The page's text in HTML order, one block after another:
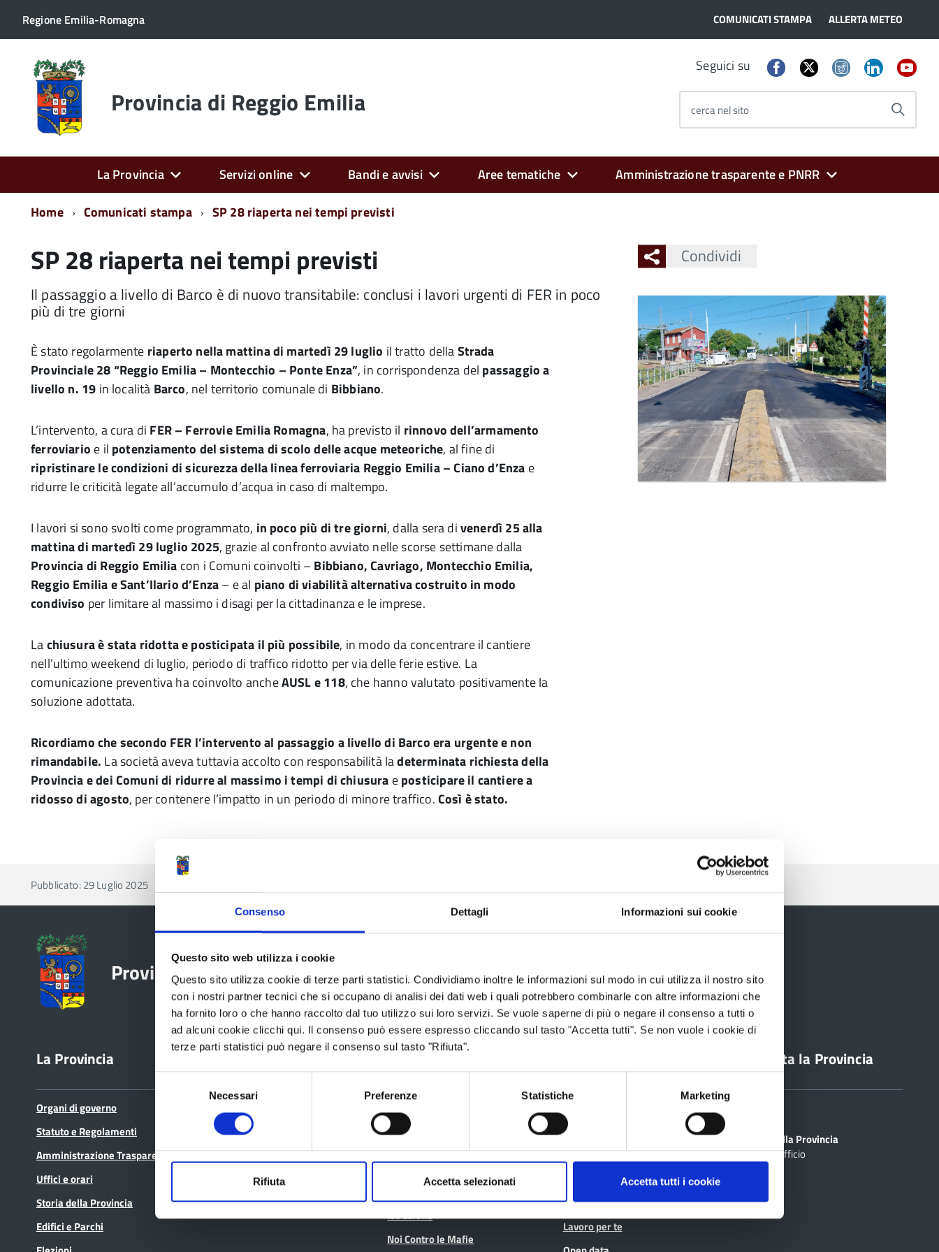
Consenso Dettagli Informazioni sui cookie
Questo sito web utilizza i cookie
Questo sito utilizza cookie di terze parti statistici. Condividiamo inoltre le informazioni sul modo in cui utilizza il nostro sito
con i nostri partner tecnici che si occupano di analisi dei dati web i quali potrebbero combinarle con altre informazioni che
ha fornito loro o che hanno raccolto dal tuo utilizzo sui loro servizi. Se vuole saperne di più o negare il consenso a tutti o
ad alcuni cookie clicchi qui. Il consenso può essere espresso cliccando sul tasto "Accetta tutti". Se non vuole i cookie di
terze parti statistici può negare il consenso sul tasto "Rifiuta".
Necessari Preferenze Statistiche Marketing
Rifiuta Accetta selezionati Accetta tutti i cookie
Regione Emilia-Romagna COMUNICATI STAMPA ALLERTA METEO
Torna
alla
home
page Provincia di Reggio Emilia
Seguici su
cerca nel sito
La Provincia Servizi online Bandi e avvisi Aree tematiche
Amministrazione trasparente e PNRR
Home
Comunicati stampa SP 28 riaperta nei tempi previsti
SP 28 riaperta nei tempi previsti
Il passaggio a livello di Barco è di nuovo transitabile: conclusi i lavori urgenti di FER in poco
più di tre giorni
È stato regolarmente riaperto nella mattina di martedì 29 luglio il tratto dellaStrada
Provinciale 28 “Reggio Emilia – Montecchio – Ponte Enza”, in corrispondenza del passaggio a
livello n. 19 in località Barco, nel territorio comunale di Bibbiano.
L’intervento, a cura di FER – Ferrovie Emilia Romagna, ha previsto il rinnovo dell’armamento
ferroviario e il potenziamento del sistema di scolo delle acque meteoriche, al fine di
ripristinare le condizioni di sicurezza della linea ferroviaria Reggio Emilia – Ciano d’Enza e
ridurre le criticità legate all’accumulo d’acqua in caso di maltempo.
I lavori si sono svolti come programmato, in poco più di tre giorni, dalla sera divenerdì 25 alla
mattina di martedì 29 luglio 2025, grazie al confronto avviato nelle scorse settimane dalla
Provincia di Reggio Emilia con i Comuni coinvolti –Bibbiano, Cavriago, Montecchio Emilia,
Reggio Emilia e Sant’Ilario d’Enza– e al piano di viabilità alternativa costruito in modo
condiviso per limitare al massimo i disagi per la cittadinanza e le imprese.
Lachiusura è stata ridotta e posticipata il più possibile, in modo da concentrare il cantiere
nell’ultimo weekend di luglio, periodo di traffico ridotto per via delle ferie estive. La
comunicazione preventiva ha coinvolto ancheAUSL e 118, che hanno valutato positivamente la
soluzione adottata.
Ricordiamo che secondo FER l’intervento al passaggio a livello di Barco era urgente e non
rimandabile. La società aveva tuttavia accolto con responsabilità ladeterminata richiesta della
Provincia e dei Comuni di ridurre al massimo i tempi di chiusura eposticipare il cantiere a
ridosso di agosto, per contenere l’impatto in un periodo di minore traffico.Così è stato.
Condividi
Ingrandisci
l'immagine
Pubblicato: 29 Luglio 2025
Provincia di Reggio Emilia
La Provincia
Organi di governo
Statuto e Regolamenti
Amministrazione Trasparente
Uffici e orari
Storia della Provincia
Edifici e Parchi
Bandi e avvisi
Avvisi pubblici
Concorsi e selezioni
In scadenza
Aree tematiche
Bilancio
Conferenza Territoriale Sociale e
Sanitaria (CTSS)
Istruzione
Noi Contro le Mafie
Albo pretorio
Consiglio Provinciale Online
Consulta gli atti
Geoportale cartografico
Lavoro per te
Contatta la Provincia
Scrivi alla Provincia
Cerca Ufficio